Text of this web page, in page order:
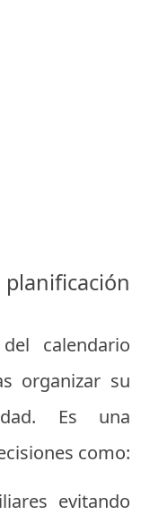
calendario
organizar su
Es una
como:
evitando